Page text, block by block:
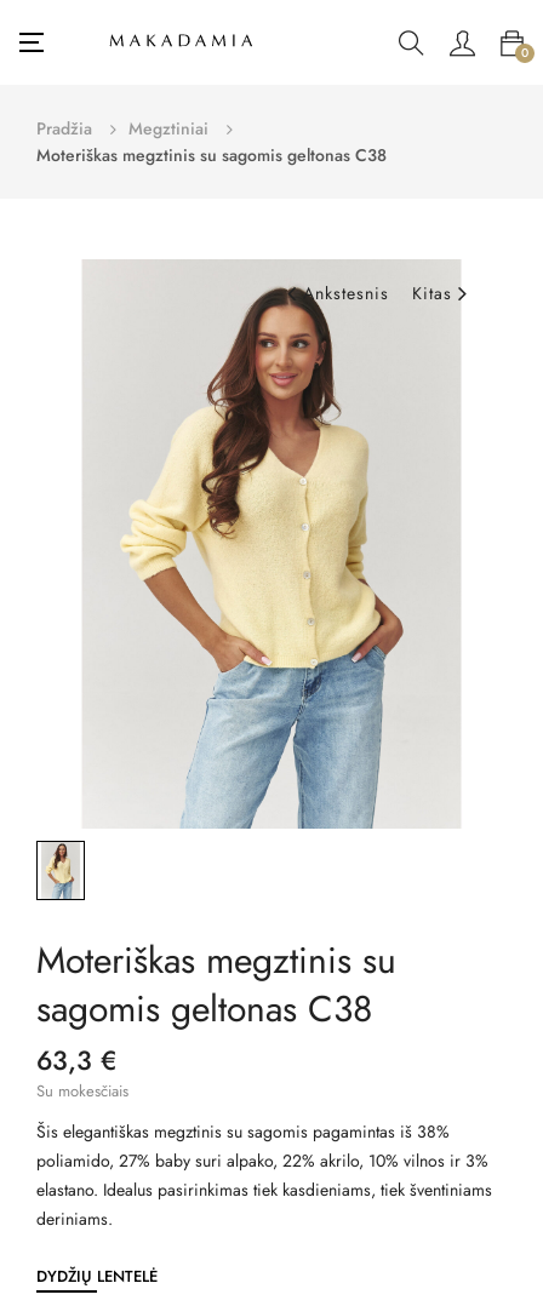
Toggle
☰ 0
Pradžia
Megztiniai
Moteriškas megztinis su sagomis geltonas C38
Ankstesnis Kitas
Moteriškas megztinis su
sagomis geltonas C38
63,3 €
Su mokesčiais
Šis elegantiškas megztinis su sagomis pagamintas iš 38%
poliamido, 27% baby suri alpako, 22% akrilo, 10% vilnos ir 3%
elastano. Idealus pasirinkimas tiek kasdieniams, tiek šventiniams
deriniams.
DYDŽIŲ LENTELĖ